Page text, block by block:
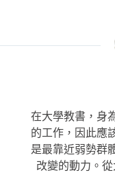
在大學教書，身
的工作，因此應
是最靠近弱勢群
改變的動力。